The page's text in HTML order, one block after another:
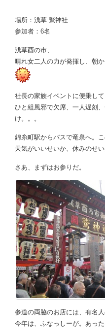
場所：浅草 鷲神社
参加者：6名
浅草酉の市、
晴れ女二人の力が発揮し、朝
社長の家族イベントに便乗し
ひと組風邪で欠席、一人遅刻
け。。。
錦糸町駅からバスで竜泉へ。
天気がいいせいか、休みのせ
さあ、まずはお参りだ。
参道の両脇のお店には、有名
今年は、ふなっしーが。あった